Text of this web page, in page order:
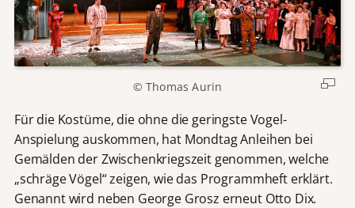
© Thomas Aurin
Für die Kostüme, die ohne die geringste Vogel-
Anspielung auskommen, hat Mondtag Anleihen bei
Gemälden der Zwischenkriegszeit genommen, welche
„schräge Vögel“ zeigen, wie das Programmheft erklärt.
Genannt wird neben George Grosz erneut Otto Dix.